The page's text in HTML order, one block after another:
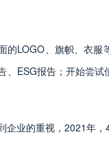
的LOGO、旗帜、衣
、ESG报告；开始尝
企业的重视，2021年